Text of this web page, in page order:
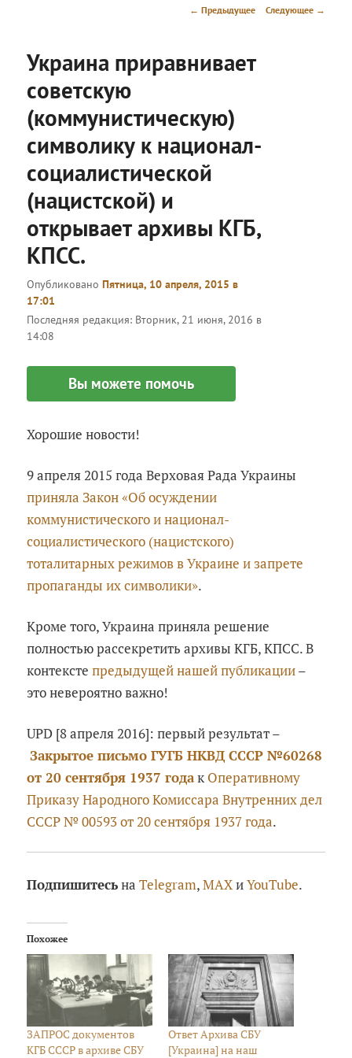
Навигация
← Предыдущее Следующее →
Украина приравнивает
советскую
(коммунистическую)
символику к национал-
социалистической
(нацистской) и
открывает архивы КГБ,
КПСС.
ОпубликованоПятница, 10 апреля, 2015 в
17:01
Последняя редакция: Вторник, 21 июня, 2016 в
14:08
Вы можете помочь
Хорошие новости!
9 апреля 2015 года Верховая Рада Украины
приняла Закон «Об осуждении
коммунистического и национал-
социалистического (нацистского)
тоталитарных режимов в Украине и запрете
пропаганды их символики».
Кроме того, Украина приняла решение
полностью рассекретить архивы КГБ, КПСС. В
контекстепредыдущей нашей публикации–
это невероятно важно!
UPD [8 апреля 2016]: первый результат –
Закрытое письмо ГУГБ НКВД СССР №60268
от 20 сентября 1937 годак Оперативному
Приказу Народного Комиссара Внутренних дел
СССР № 00593 от 20 сентября 1937 года.
ПодпишитесьнаTelegram,MAXиYouTube.
Похожее
ЗАПРОС документов
КГБ СССР в архиве СБУ
Ответ Архива СБУ
[Украина] на наш